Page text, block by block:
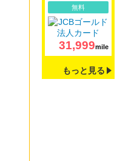
無料
31,999mile
もっと見る